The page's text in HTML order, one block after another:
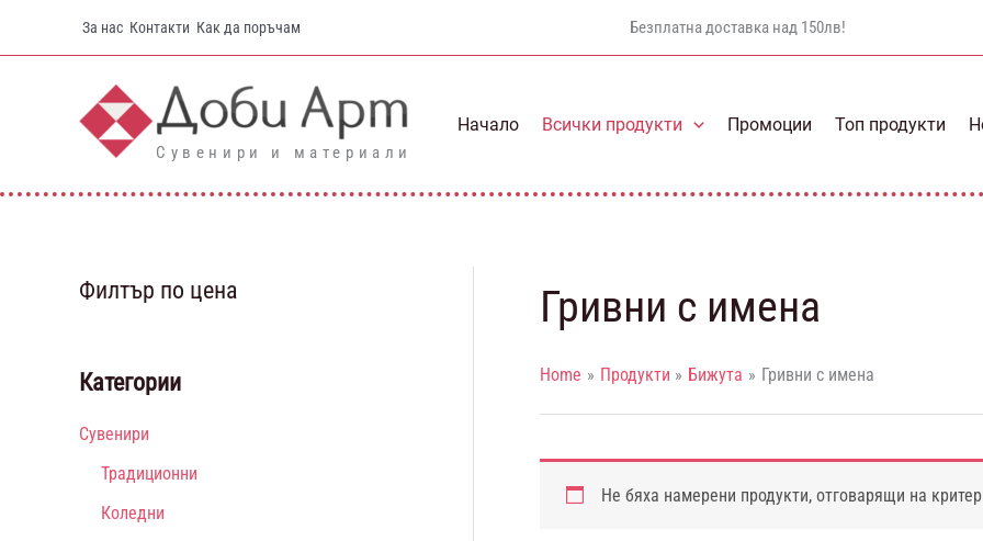
За нас Контакти Как да поръчам Безплатна доставка над 150лв!
Сувенири и материали
Начало Всички продукти Промоции Топ продукти
Филтър по цена
Категории
Сувенири
Традиционни
Коледни
Гривни с имена
Home Продукти Бижута Гривни с имена
Не бяха намерени продукти, отговарящи на